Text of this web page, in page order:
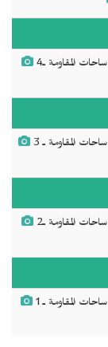
المقاومة ـ4
المقاومة ـ 3
المقاومة ـ2
المقاومة ـ 1